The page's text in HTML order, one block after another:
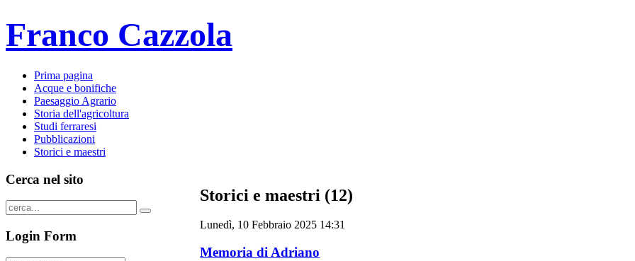
Franco Cazzola
Prima pagina
Acque e bonifiche
Paesaggio Agrario
Storia dell'agricoltura
Studi ferraresi
Pubblicazioni
Storici e maestri
Storici e maestri (12)
Lunedì, 10 Febbraio 2025 14:31
Memoria di Adriano
Cerca nel sito
Login Form